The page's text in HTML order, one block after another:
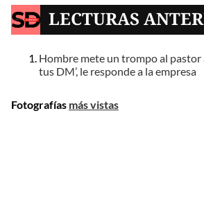
LECTURAS
Hombre mete un trompo al pastor
tus DM’, le responde a la empresa
Fotografías más vistas